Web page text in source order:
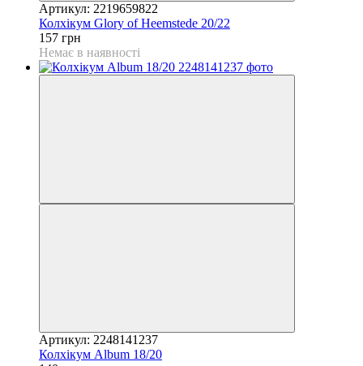
Артикул: 2219659822
Колхікум Glory of Heemstede 20/22
157 грн
Немає в наявності
Артикул: 2248141237
Колхікум Album 18/20